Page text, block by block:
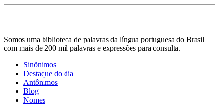
Somos uma biblioteca de palavras da língua portuguesa do Brasil
com mais de 200 mil palavras e expressões para consulta.
Sinônimos
Destaque do dia
Antônimos
Blog
Nomes